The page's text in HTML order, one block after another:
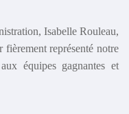
Isabelle Rouleau,
représenté notre
équipes gagnantes et